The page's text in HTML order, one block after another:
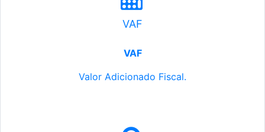
VAF
VAF
Valor Adicionado Fiscal.